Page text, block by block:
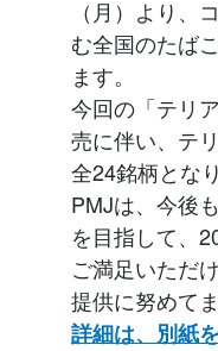
（月）より、
む全国のたば
ます。
今回の「テリ
売に伴い、テ
全24銘柄とな
PMJは、今後
を目指して、
ご満足いただ
提供に努めて
詳細は、別紙